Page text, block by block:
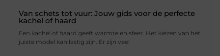
Van schets tot vuur: Jouw gids voor de perfecte
kachel of haard
Een kachel of haard geeft warmte en sfeer. Het kiezen van het
juiste model kan lastig zijn. Er zijn veel